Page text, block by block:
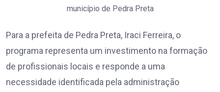
município de Pedra Preta
Para a prefeita de Pedra Preta, Iraci Ferreira, o
programa representa um investimento na formação
de profissionais locais e responde a uma
necessidade identificada pela administração